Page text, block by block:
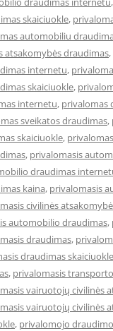
skaiciuokle,
automobiliu
atsakomybės draudimas,
internetu,
skaiciuokle,
internetu, privalomas
sveikatos draudimas,
skaiciuokle,
, privalomasis
draudimas
kaina, privalomasis
civilinės
automobilio draudimas,
draudimas,
draudimas skaiciuokle
, privalomasis
vairuotojų civilinės
vairuotojų civilinės
, privalomojo